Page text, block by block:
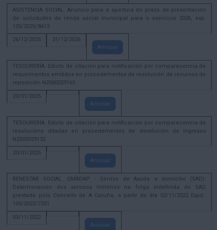
ASISTENCIA SOCIAL. Anuncio para a apertura do prazo de presentación
de solicitudes de renda social municipal para o exercicio 2026, exp.
105/2025/8613
26/12/2025
31/12/2026
Amosar
TESOURERÍA. Edicto de citación para notificación por comparecencia de
requirimentos emitidos en procedementos de resolución de recursos de
reposición N2500029165
20/01/2025
Amosar
TESOURERÍA. Edicto de citación para notificación por comparecencia de
resolucións ditadas en procedementos de devolución de ingresos
N2500029132
20/01/2025
Amosar
BENESTAR SOCIAL. OMADAP - Servizo de Axuda a domicilio (SAD):
Determinación dos servizos mínimos na folga indefinida do SAD
prestado polo Concello de A Coruña, a partir do día 02/11/2022 Expd.:
105/2022/7331
03/11/2022
Amosar